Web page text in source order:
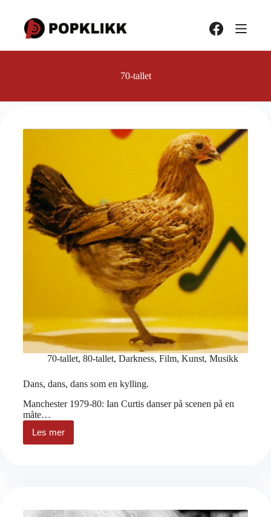
innholdet
70-tallet
70-tallet, 80-tallet, Darkness, Film, Kunst, Musikk
Dans, dans, dans som en kylling.
Manchester 1979-80: Ian Curtis danser på scenen på en
måte…
Les mer
Dans,
dans,